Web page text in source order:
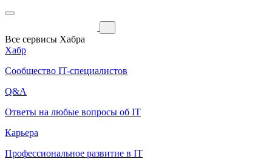
Все сервисы Хабра
Хабр
Сообщество IT-специалистов
Q&A
Ответы на любые вопросы об IT
Карьера
Профессиональное развитие в IT